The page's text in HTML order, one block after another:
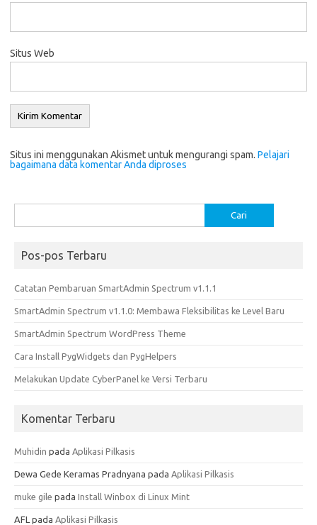
Situs Web
Situs ini menggunakan Akismet untuk mengurangi spam. Pelajari
bagaimana data komentar Anda diproses
untuk:
Pos-pos Terbaru
Catatan Pembaruan SmartAdmin Spectrum v1.1.1
SmartAdmin Spectrum v1.1.0: Membawa Fleksibilitas ke Level Baru
SmartAdmin Spectrum WordPress Theme
Cara Install PygWidgets dan PygHelpers
Melakukan Update CyberPanel ke Versi Terbaru
Komentar Terbaru
Muhidin pada Aplikasi Pilkasis
Dewa Gede Keramas Pradnyana pada Aplikasi Pilkasis
muke gile pada Install Winbox di Linux Mint
AFL pada Aplikasi Pilkasis